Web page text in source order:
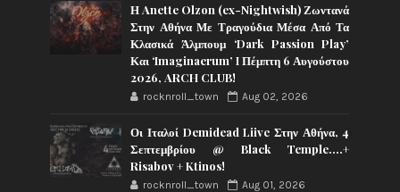
Η Anette Olzon (ex-Nightwish) Ζωντανά
Στην Αθήνα Με Τραγούδια Μέσα Από Τα
Κλασικά Άλμπουμ ‘Dark Passion Play’
Και ‘Imaginaerum’ I Πέμπτη 6 Αυγούστου
2026, ARCH CLUB!
rocknroll_town Aug 02, 2026
Οι Ιταλοί Demidead Liive Στην Αθήνα, 4
Σεπτεμβρίου @ Black Temple….+
Risabov + Ktinos!
rocknroll_town Aug 01, 2026